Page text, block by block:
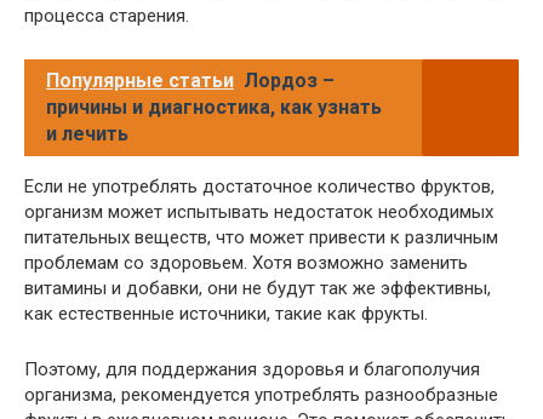
процесса старения.
Популярные статьи Лордоз –
причины и диагностика, как узнать
и лечить
Если не употреблять достаточное количество фруктов,
организм может испытывать недостаток необходимых
питательных веществ, что может привести к различным
проблемам со здоровьем. Хотя возможно заменить
витамины и добавки, они не будут так же эффективны,
как естественные источники, такие как фрукты.
Поэтому, для поддержания здоровья и благополучия
организма, рекомендуется употреблять разнообразные